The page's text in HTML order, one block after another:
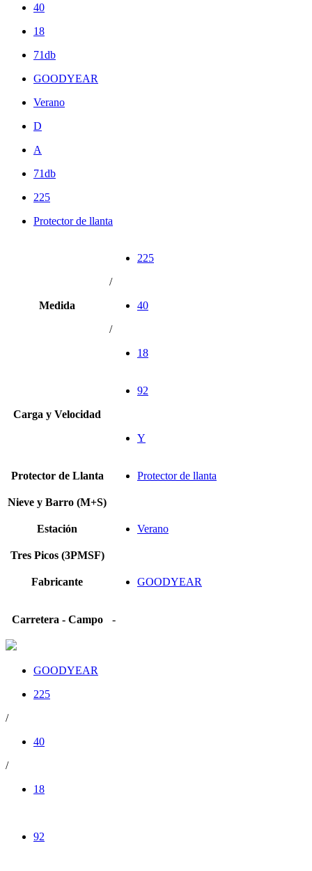
40
18
71db
GOODYEAR
Verano
D
A
71db
225
Protector de llanta
Medida
225
/
40
/
18
Carga y Velocidad
92
Y
Protector de Llanta Protector de llanta
Nieve y Barro (M+S)
Estación Verano
Tres Picos (3PMSF)
Fabricante GOODYEAR
Carretera - Campo -
GOODYEAR
225
/
40
/
18
92